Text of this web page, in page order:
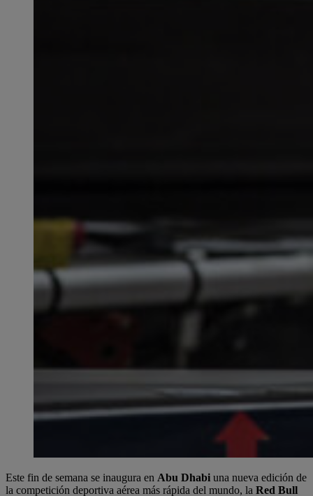
Este fin de semana se inaugura en Abu Dhabi una nueva edición de
la competición deportiva aérea más rápida del mundo, la Red Bull